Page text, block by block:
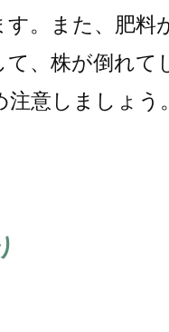
す。また、肥料
て、株が倒れて
意しましょう。